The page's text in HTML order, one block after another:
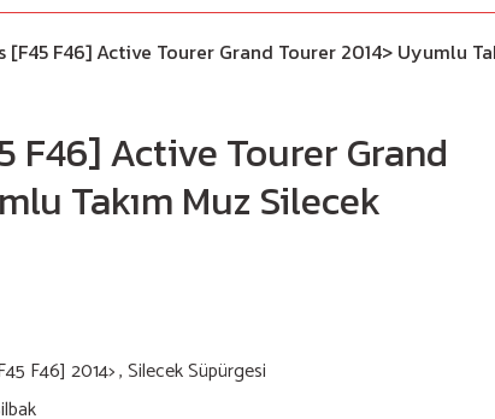
[F45 F46] Active Tourer Grand Tourer 2014> Uyumlu
F46] Active Tourer Grand
Takım Muz Silecek
F46] 2014>,Silecek Süpürgesi